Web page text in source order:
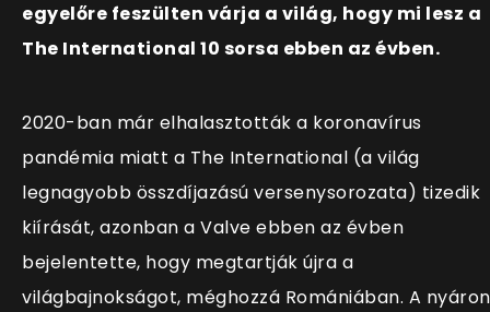
egyelőre feszülten várja a világ, hogy mi lesz a
The International 10 sorsa ebben az évben.
2020-ban már elhalasztották a koronavírus
pandémia miatt a The International (a világ
legnagyobb összdíjazású versenysorozata) tizedik
kiírását, azonban a Valve ebben az évben
bejelentette, hogy megtartják újra a
világbajnokságot, méghozzá Romániában. A nyáron